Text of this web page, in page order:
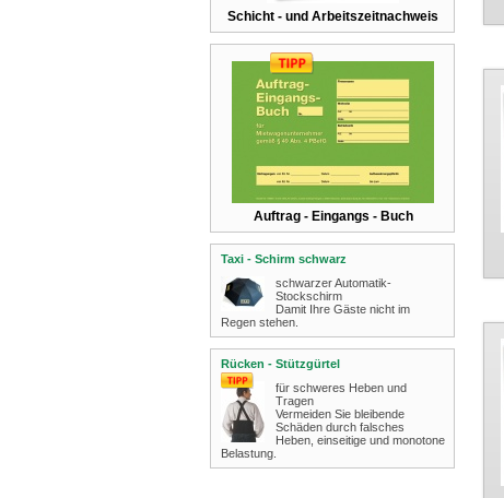
Schicht - und Arbeitszeitnachweis
Auftrag - Eingangs - Buch
Taxi - Schirm schwarz
schwarzer Automatik-
Stockschirm
Damit Ihre Gäste nicht im
Regen stehen.
Rücken - Stützgürtel
für schweres Heben und
Tragen
Vermeiden Sie bleibende
Schäden durch falsches
Heben, einseitige und monotone
Belastung.